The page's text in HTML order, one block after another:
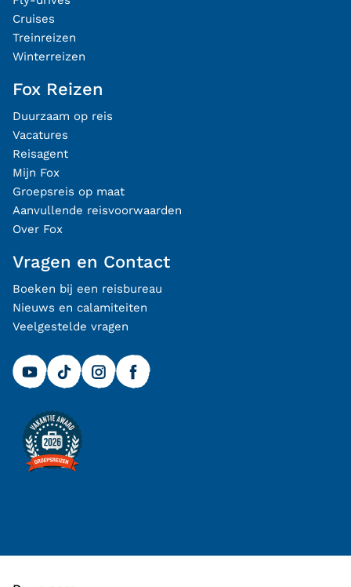
Cruises
Treinreizen
Winterreizen
Fox Reizen
Duurzaam op reis
Vacatures
Reisagent
Mijn Fox
Groepsreis op maat
Aanvullende reisvoorwaarden
Over Fox
Vragen en Contact
Boeken bij een reisbureau
Nieuws en calamiteiten
Veelgestelde vragen